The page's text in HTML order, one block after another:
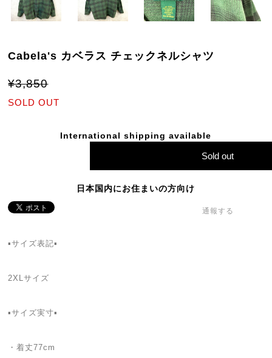
Cabela's カベラス チェックネルシャツ
¥3,850
SOLD OUT
International shipping available
Sold out
日本国内にお住まいの方向け
通報する
▪️サイズ表記▪
2XLサイズ
▪️サイズ実寸▪️
・着丈77cm